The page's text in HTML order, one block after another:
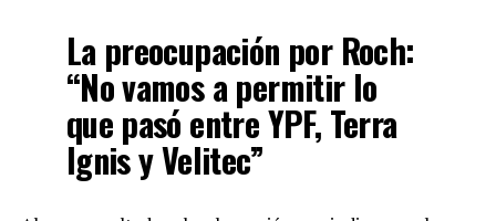
La preocupación por Roch:
“No vamos a permitir lo
que pasó entre YPF, Terra
Ignis y Velitec”